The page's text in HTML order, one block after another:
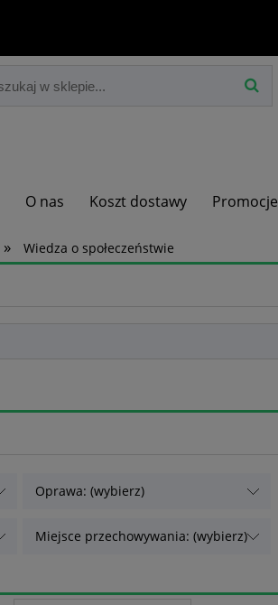
O nas Koszt dostawy Promocje
» Wiedza o społeczeństwie
Oprawa: (wybierz)
Miejsce przechowywania: (wybierz)